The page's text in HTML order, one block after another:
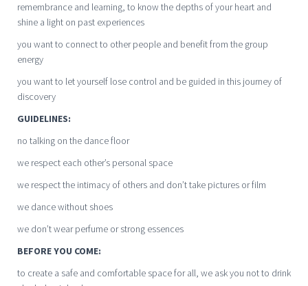
remembrance and learning, to know the depths of your heart and
shine a light on past experiences
you want to connect to other people and benefit from the group
energy
you want to let yourself lose control and be guided in this journey of
discovery
GUIDELINES:
no talking on the dance floor
we respect each other’s personal space
we respect the intimacy of others and don’t take pictures or film
we dance without shoes
we don’t wear perfume or strong essences
BEFORE YOU COME:
to create a safe and comfortable space for all, we ask you not to drink